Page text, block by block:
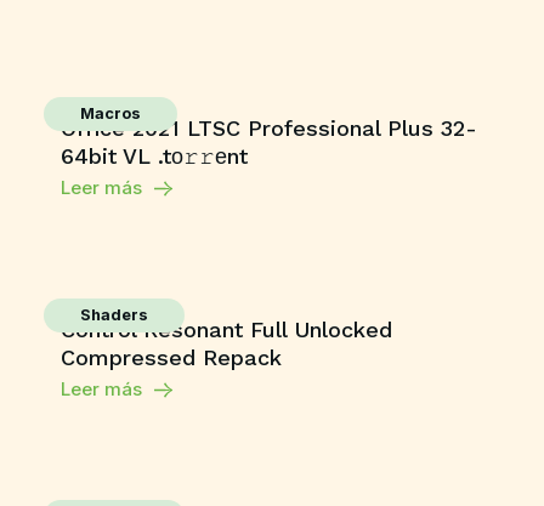
Macros
Office 2021 LTSC Professional Plus 32-
64bit VL .tо𝚛𝚛еnt
Leer más
Shaders
Control Resonant Full Unlocked
Compressed Repack
Leer más